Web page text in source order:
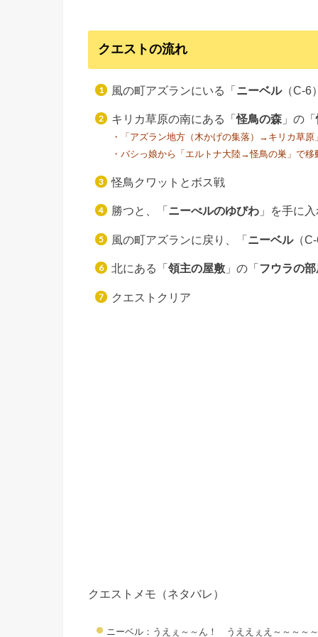
クエストの流れ
風の町アズランにいる「ニーベル（C-6
キリカ草原の南にある「怪鳥の森 」の「
・「アズラン地方（木かげの集落）→キリカ草原
・バシっ娘から「エルトナ大陸→怪鳥の巣」で移
怪鳥クワットとボス戦
勝つと、「ニーべルのゆびわ 」を手に
風の町アズランに戻り、「 ニーベル（
北にある「領主の屋敷 」の「フウラの
クエストクリア
クエストメモ（ネタバレ）
ニーベル：うえぇ～～ん！ うええぇえ～～